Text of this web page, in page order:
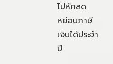
ไปหักลด
หย่อนภาษี
เงินได้ประจำ
ปี